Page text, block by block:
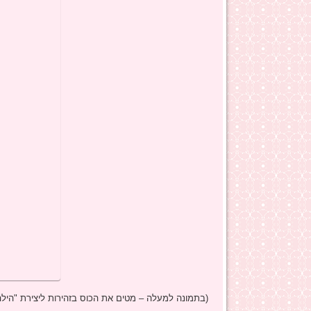
(בתמונה למעלה – מטים את הכוס בזהירות ליצירת